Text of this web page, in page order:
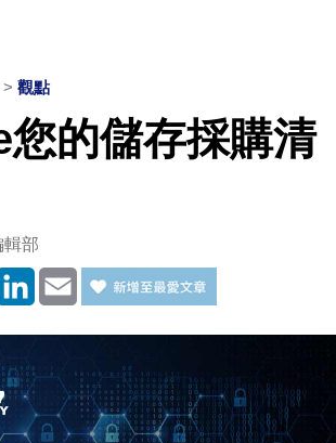
觀點
的儲存採購清
輯部
LinkedIn
Email